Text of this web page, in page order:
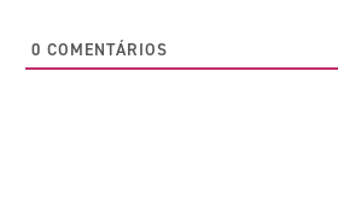
0 COMENTÁRIOS